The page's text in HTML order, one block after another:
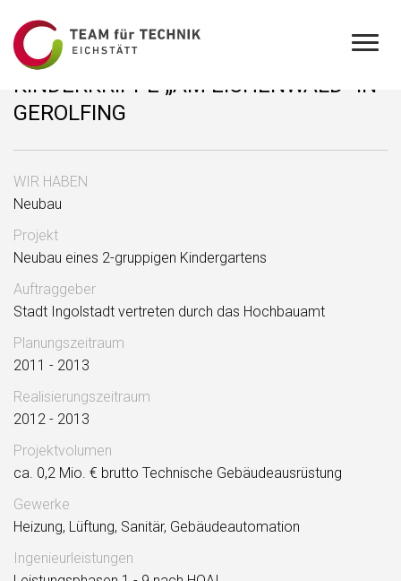
KINDERKRIPPE „AM EICHENWALD“ IN
GEROLFING
WIR HABEN
Neubau
Projekt
Neubau eines 2-gruppigen Kindergartens
Auftraggeber
Stadt Ingolstadt vertreten durch das Hochbauamt
Planungszeitraum
2011 - 2013
Realisierungszeitraum
2012 - 2013
Projektvolumen
ca. 0,2 Mio. € brutto Technische Gebäudeausrüstung
Gewerke
Heizung, Lüftung, Sanitär, Gebäudeautomation
Ingenieurleistungen